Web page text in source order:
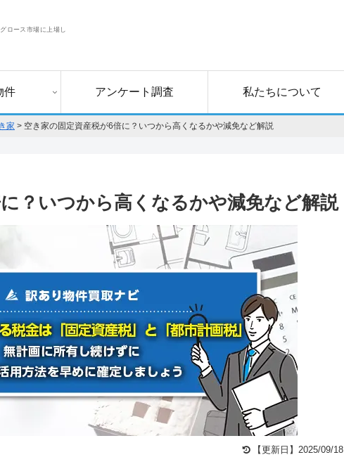
ロース市場に上場し
件 アンケート調査 私たちについて
家 > 空き家の固定資産税が6倍に？いつから高くなるかや減免など解説
？いつから高くなるかや減免など解説
【更新日】2025/09/18